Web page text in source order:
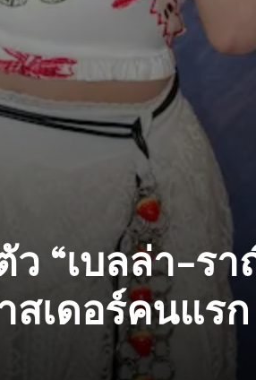
ว “เบลล่า-ร
เดอร์คนแรก